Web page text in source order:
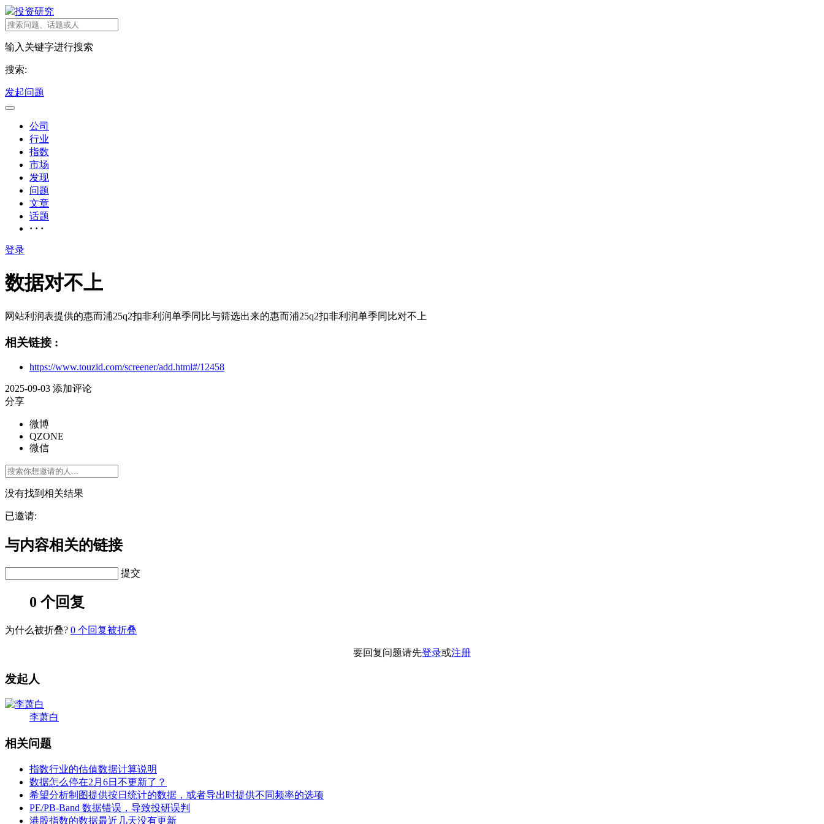
投资研究
输入关键字进行搜索
搜索:
发起问题
公司
行业
指数
市场
发现
问题
文章
话题
· · ·
登录
数据对不上
网站利润表提供的惠而浦25q2扣非利润单季同比与筛选出来的惠而浦25q2扣非利润单季同比对不上
相关链接 :
https://www.touzid.com/screener/add.html#/12458
2025-09-03 添加评论
分享
微博
QZONE
微信
没有找到相关结果
已邀请:
与内容相关的链接
提交
0 个回复
为什么被折叠? 0 个回复被折叠
要回复问题请先登录或注册
发起人
李萧白
相关问题
指数行业的估值数据计算说明
数据怎么停在2月6日不更新了？
希望分析制图提供按日统计的数据，或者导出时提供不同频率的选项
PE/PB-Band 数据错误，导致投研误判
港股指数的数据最近几天没有更新